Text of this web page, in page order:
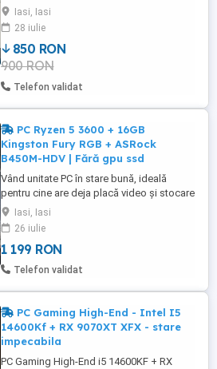
875W 80% Silver, ventilatoare -Placa de
baza cu procesor Xeon X5650 si cooler
procesor -Riser cu procesor Xeon X5650
si cooler procesor -Memorie 24 GB,
suporta maxim 144Gb. -SSD 256 GB -
Placa video Nvidia Quadro 2000D - ...
Iasi, Iasi
28 iulie
850 RON
900 RON
Telefon validat
PC Ryzen 5 3600 + 16GB
Kingston Fury RGB + ASRock
B450M-HDV | Fără gpu ssd
Vând unitate PC în stare bună, ideală
pentru cine are deja placă video și stocare
sau dorește să își facă un sistem de
gaming buget. Configurație: Procesor:
AMD Ryzen 5 3600 (6 nuclee 12 fire de
execuție) Placă de bază: ASRock B450M-
HDV Memorie: 16GB Kingston Fury RGB
Iasi, Iasi
26 iulie
1 199 RON
Telefon validat
PC Gaming High-End - Intel I5
14600Kf + RX 9070XT XFX - stare
impecabila
PC Gaming High-End i5 14600KF + RX